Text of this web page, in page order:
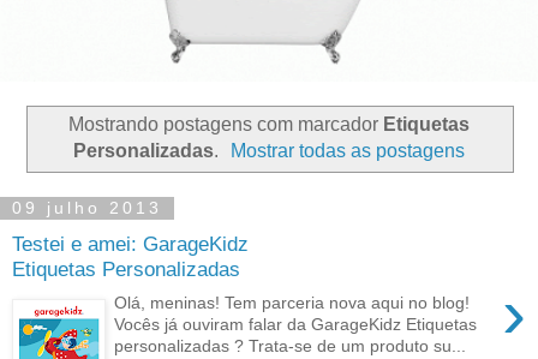
Mostrando postagens com marcador Etiquetas
Personalizadas. Mostrar todas as postagens
09 julho 2013
Testei e amei: GarageKidz
Etiquetas Personalizadas
›
Olá, meninas! Tem parceria nova aqui no blog!
Vocês já ouviram falar da GarageKidz Etiquetas
personalizadas ? Trata-se de um produto su...